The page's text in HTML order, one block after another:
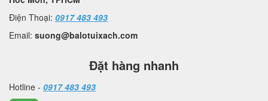
Điện Thoại: 0917 483 493
Email: suong@balotuixach.com
Đặt hàng nhanh
Hotline - 0917 483 493